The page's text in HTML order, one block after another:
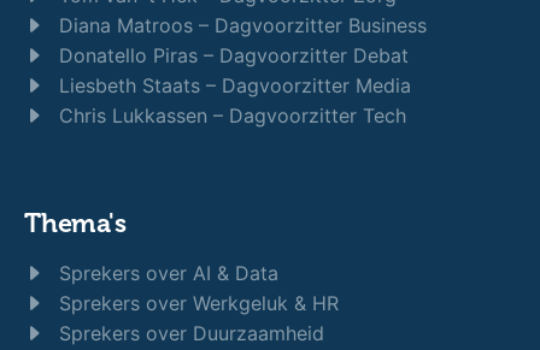
Diana Matroos – Dagvoorzitter Business
Donatello Piras – Dagvoorzitter Debat
Liesbeth Staats – Dagvoorzitter Media
Chris Lukkassen – Dagvoorzitter Tech
Thema's
Sprekers over AI & Data
Sprekers over Werkgeluk & HR
Sprekers over Duurzaamheid